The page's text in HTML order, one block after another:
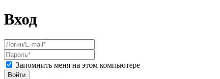
Вход
Запомнить меня на этом компьютере
Войти